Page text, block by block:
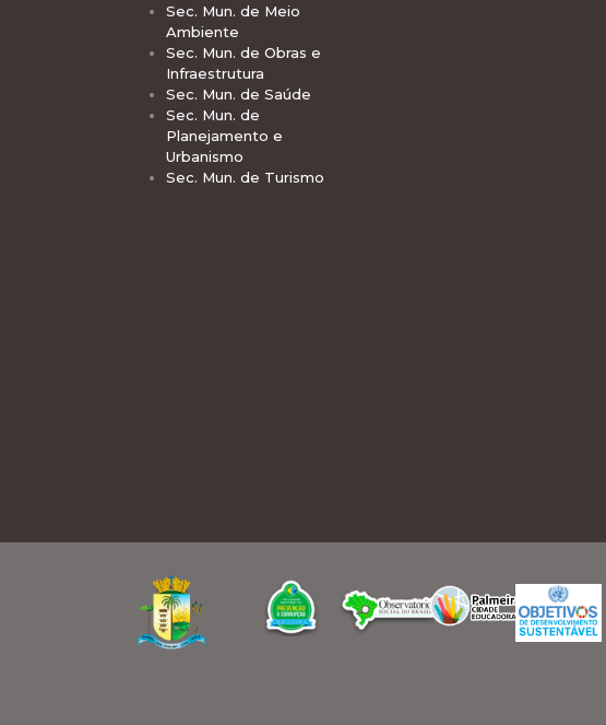
Sec. Mun. de Meio
Ambiente
Sec. Mun. de Obras e
Infraestrutura
Sec. Mun. de Saúde
Sec. Mun. de
Planejamento e
Urbanismo
Sec. Mun. de Turismo